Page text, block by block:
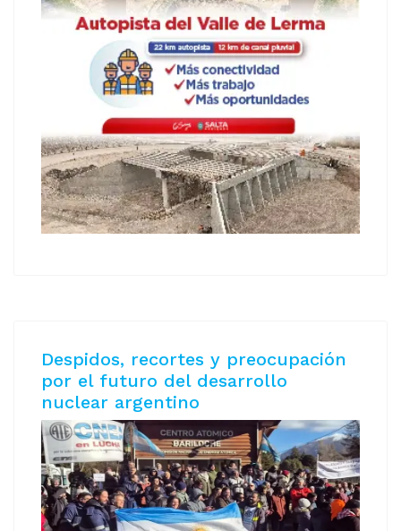
Despidos, recortes y preocupación
por el futuro del desarrollo
nuclear argentino